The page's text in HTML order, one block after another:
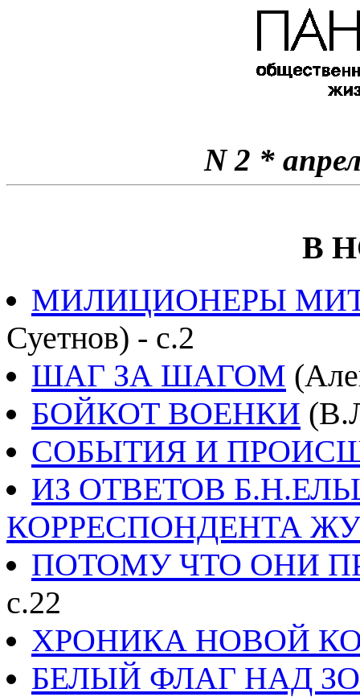
N 2 *
В
МИЛИЦИОНЕРЫ
Суетнов) - с.2
ШАГ ЗА ШАГОМ
БОЙКОТ ВОЕНКИ
СОБЫТИЯ И
ИЗ ОТВЕТОВ
КОРРЕСПОНДЕНТА
ПОТОМУ ЧТО ОНИ
с.22
ХРОНИКА НОВОЙ
БЕЛЫЙ ФЛАГ НАД